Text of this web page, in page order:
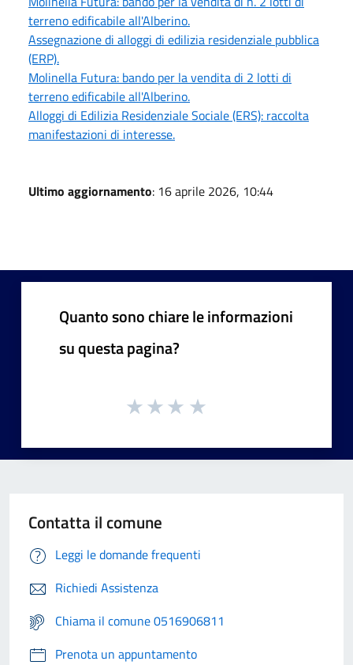
terreno edificabile all'Alberino.
Assegnazione di alloggi di edilizia residenziale pubblica
(ERP).
Molinella Futura: bando per la vendita di 2 lotti di
terreno edificabile all'Alberino.
Alloggi di Edilizia Residenziale Sociale (ERS): raccolta
manifestazioni di interesse.
Ultimo aggiornamento: 16 aprile 2026, 10:44
Quanto sono chiare le informazioni
su questa pagina?
Contatta il comune
Leggi le domande frequenti
Richiedi Assistenza
Chiama il comune 0516906811
Prenota un appuntamento